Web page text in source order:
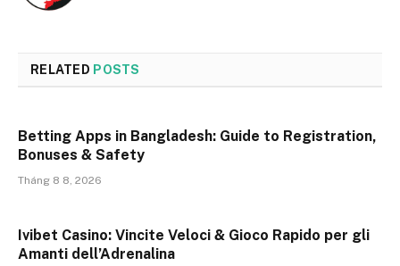
RELATED POSTS
Betting Apps in Bangladesh: Guide to Registration,
Bonuses & Safety
Tháng 8 8, 2026
Ivibet Casino: Vincite Veloci & Gioco Rapido per gli
Amanti dell’Adrenalina